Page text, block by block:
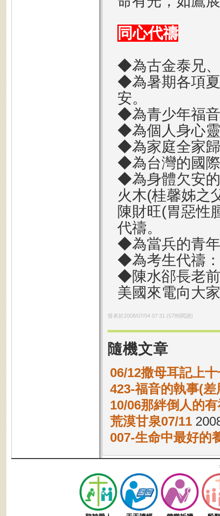
同心代禱
◆為古金泰兄
◆為暑期各項
安。
◆為青少年福
◆為個人身心
◆為家庭全家
◆為台灣的國
◆為身體欠安
火木(桂馨姊之
陳財旺(胃惡性
代禱。
◆為當兵的青
◆為考生代禱
◆陳水郤長老
美國來電向大
發表於2008/07/04 07:31 (5785閱讀)
隨機文章
06/12撒母耳記上
423-福音的執事(差
10/06那絆倒人的
荒漠甘泉07/11
007-生命中最好的